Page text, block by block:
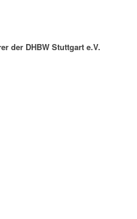
der DHBW Stuttgart e.V.